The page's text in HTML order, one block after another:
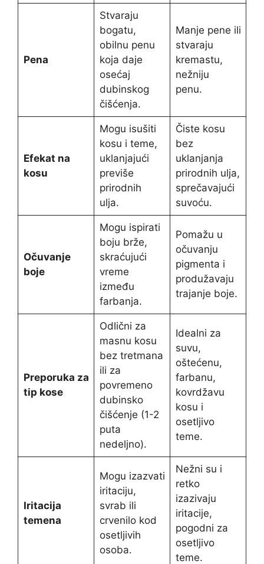
Pena
Stvaraju
bogatu,
obilnu penu
koja daje
osećaj
dubinskog
čišćenja.
Manje pene ili
stvaraju
kremastu,
nežniju
penu.
Efekat na
kosu
Mogu isušiti
kosu i teme,
uklanjajući
previše
prirodnih
ulja.
Čiste kosu
bez
uklanjanja
prirodnih ulja,
sprečavajući
suvoću.
Očuvanje
boje
Mogu ispirati
boju brže,
skraćujući
vreme
između
farbanja.
Pomažu u
očuvanju
pigmenta i
produžavaju
trajanje boje.
Preporuka za
tip kose
Odlični za
masnu kosu
bez tretmana
ili za
povremeno
dubinsko
čišćenje (1-2
puta
nedeljno).
Idealni za
suvu,
oštećenu,
farbanu,
kovrdžavu
kosu i
osetljivo
teme.
Iritacija
temena
Mogu izazvati
iritaciju,
svrab ili
crvenilo kod
osetljivih
osoba.
Nežni su i
retko
izazivaju
iritacije,
pogodni za
osetljivo
teme.